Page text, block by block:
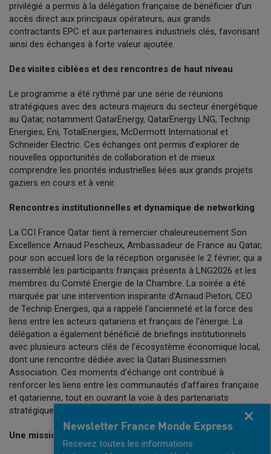
privilégié a permis à la délégation française de bénéficier d’un
accès direct aux principaux opérateurs, aux grands
contractants EPC et aux partenaires industriels clés, favorisant
ainsi des échanges à forte valeur ajoutée.
Des visites ciblées et des rencontres de haut niveau
Le programme a été rythmé par une série de réunions
stratégiques avec des acteurs majeurs du secteur énergétique
au Qatar, notamment QatarEnergy, QatarEnergy LNG, Technip
Energies, Eni, TotalEnergies, McDermott International et
Schneider Electric. Ces échanges ont permis d’explorer de
nouvelles opportunités de collaboration et de mieux
comprendre les priorités industrielles liées aux grands projets
gaziers en cours et à venir.
Rencontres institutionnelles et dynamique de networking
La CCI France Qatar tient à remercier chaleureusement Son
Excellence Arnaud Pescheux, Ambassadeur de France au Qatar,
pour son accueil lors de la réception organisée le 2 février, qui a
rassemblé les participants français présents à LNG2026 et les
membres du Comité Energie de la Chambre. La soirée a été
marquée par une intervention inspirante d’Arnaud Pieton, CEO
de Technip Energies, qui a rappelé l'ancienneté et la force des
liens entre les acteurs qatariens et français de l'énergie. La
délégation a également bénéficié de briefings institutionnels
avec plusieurs acteurs clés de l’écosystème économique local,
dont une rencontre dédiée avec la Qatari Businessmen
Association. Ces moments d’échange ont contribué à
renforcer les liens entre les communautés d’affaires française
et qatarienne, tout en ouvrant la voie à des partenariats
stratégiques.
Une mission tournée vers des opportunités concrètes
Newsletter France Monde Express
Recevez toutes les informations